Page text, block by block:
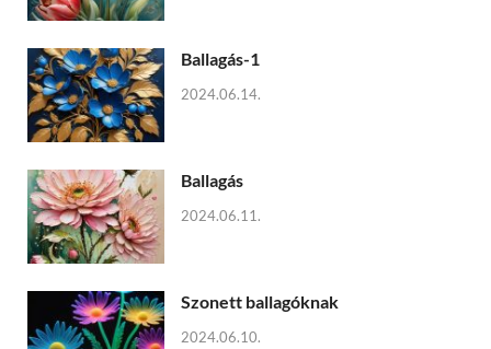
Ballagás-1
2024.06.14.
Ballagás
2024.06.11.
Szonett ballagóknak
2024.06.10.